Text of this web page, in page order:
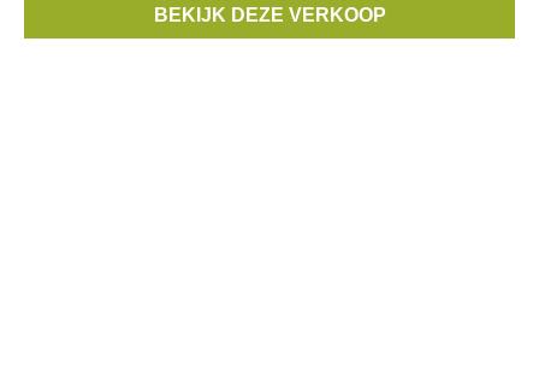
Guess,Armani,Liu Jo,Hugo Boss
BEKIJK DEZE VERKOOP